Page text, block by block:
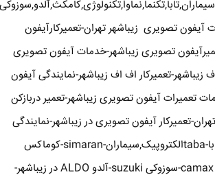
آیفون تصویری زیباشهر تهران-تعمیرکارآیفون
تصویری زیباشهر-خدمات آیفون تصویری
زیباشهر-تعمیرکار اف اف زیباشهر-نمایندگی آیفون
تعمیرات آیفون تصویری زیباشهر-تعمیر دربازکن
تعمیرکار آیفون تصویری در زیباشهر-نمایندگی
آیفون تصویری تابا-tabaالکتروپیک,سیماران-simaran-کوماکس
commax-کامکس camax-سوزوکی suzuki-آلدو ALDO در زیباشهر-